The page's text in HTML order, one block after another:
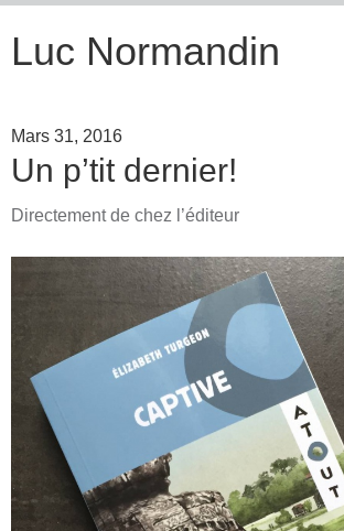
Luc Normandin
mars 31, 2016
Un p’tit dernier!
Directement de chez l’éditeur